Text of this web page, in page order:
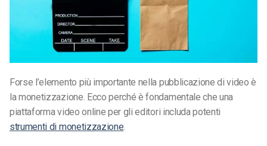
Forse l’elemento più importante nella pubblicazione di video è
la monetizzazione. Ecco perché è fondamentale che una
piattaforma video online per gli editori includa potenti
strumenti di monetizzazione.